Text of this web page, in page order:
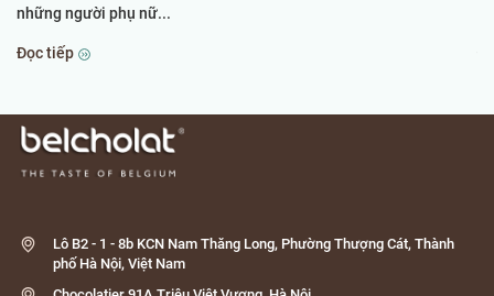
những người phụ nữ...
Đọc tiếp
Lô B2 - 1 - 8b KCN Nam Thăng Long, Phường Thượng Cát, Thành
phố Hà Nội, Việt Nam